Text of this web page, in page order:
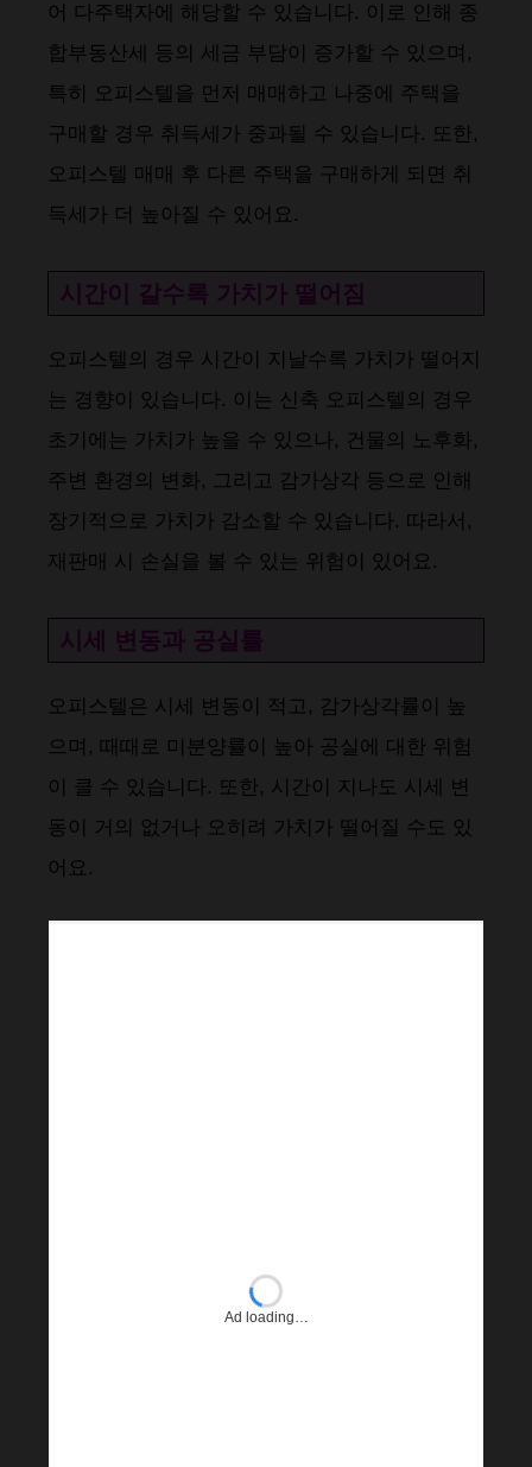
어 다주택자에 해당할 수 있습니다. 이로 인해 종
합부동산세 등의 세금 부담이 증가할 수 있으며,
특히 오피스텔을 먼저 매매하고 나중에 주택을
구매할 경우 취득세가 중과될 수 있습니다. 또한,
오피스텔 매매 후 다른 주택을 구매하게 되면 취
득세가 더 높아질 수 있어요​​​​.
시간이 갈수록 가치가 떨어짐
오피스텔의 경우 시간이 지날수록 가치가 떨어지
는 경향이 있습니다. 이는 신축 오피스텔의 경우
초기에는 가치가 높을 수 있으나, 건물의 노후화,
주변 환경의 변화, 그리고 감가상각 등으로 인해
장기적으로 가치가 감소할 수 있습니다. 따라서,
재판매 시 손실을 볼 수 있는 위험이 있어요​​.
시세 변동과 공실률
오피스텔은 시세 변동이 적고, 감가상각률이 높
으며, 때때로 미분양률이 높아 공실에 대한 위험
이 클 수 있습니다​​. 또한, 시간이 지나도 시세 변
동이 거의 없거나 오히려 가치가 떨어질 수도 있
어요​​.
Ad loading…